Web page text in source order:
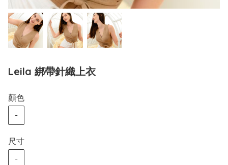
Leila 綁帶針織上衣
顏色
-
尺寸
-